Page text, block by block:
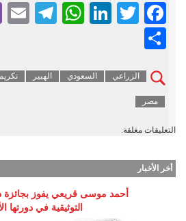
Facebook
Twitter
الزراعي السعودي الهبير تكريم
مصر
التعليقات مغلقة.
أخر الأخبار
أحمد موسى قريعي يفوز بجائزة
التوثيقية في دورتها